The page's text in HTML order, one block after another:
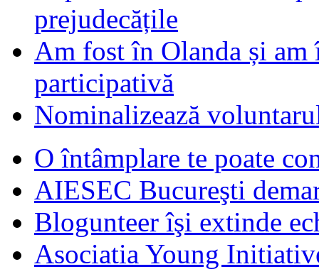
prejudecățile
Am fost în Olanda și am
participativă
Nominalizează
O întâmplare te poate
AIESEC Bucureşti
Blogunteer îşi extinde
Asociatia Young